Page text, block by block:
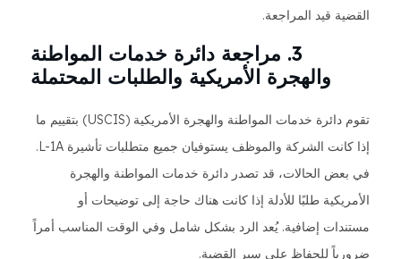
القضية قيد المراجعة.
3. مراجعة دائرة خدمات المواطنة
والهجرة الأمريكية والطلبات المحتملة
تقوم دائرة خدمات المواطنة والهجرة الأمريكية (USCIS) بتقييم ما
إذا كانت الشركة والموظف يستوفيان جميع متطلبات تأشيرة L-1A.
في بعض الحالات، قد تصدر دائرة خدمات المواطنة والهجرة
الأمريكية طلبًا للأدلة إذا كانت هناك حاجة إلى توضيحات أو
مستندات إضافية. يُعد الرد بشكل شامل وفي الوقت المناسب أمراً
ضرورياً للحفاظ على سير القضية.